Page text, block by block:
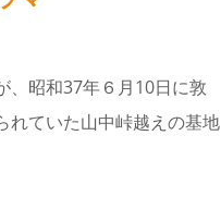
、昭和37年６月10日に敦
れていた山中峠越えの基地